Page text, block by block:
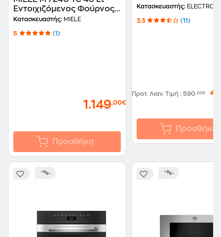
Εντοιχιζόμενος Φούρνος
Μικροκυμάτων Inox
Κατασκευαστής: MIELE
5 (1)
1.149,00€
Προσθήκη
Inox Εντοιχιζόμενος
Κατασκευαστής:
3.3 (11)
Προτ. Λιαν. Τιμή : 590,00€
Προσθήκη